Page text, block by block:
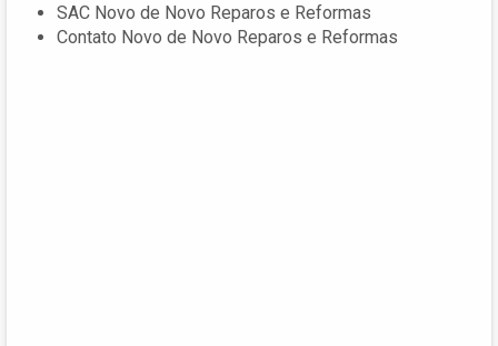
SAC Novo de Novo Reparos e Reformas
Contato Novo de Novo Reparos e Reformas